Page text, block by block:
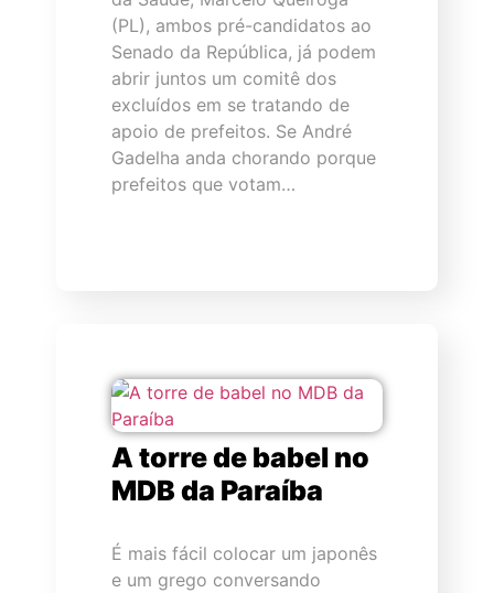
(PL), ambos pré-candidatos ao
Senado da República, já podem
abrir juntos um comitê dos
excluídos em se tratando de
apoio de prefeitos. Se André
Gadelha anda chorando porque
prefeitos que votam…
A torre de babel no
MDB da Paraíba
É mais fácil colocar um japonês
e um grego conversando